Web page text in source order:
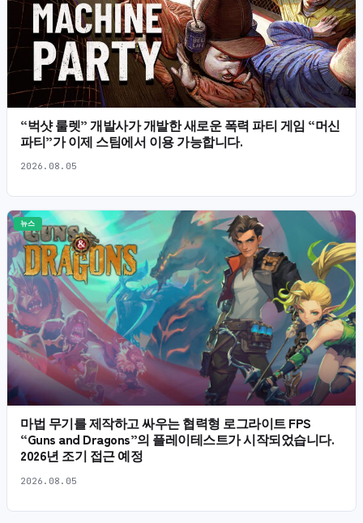
“벅샷 룰렛” 개발사가 개발한 새로운 폭력 파티 게임 “머신
파티”가 이제 스팀에서 이용 가능합니다.
2026.08.05
뉴스
마법 무기를 제작하고 싸우는 협력형 로그라이트 FPS
“Guns and Dragons”의 플레이테스트가 시작되었습니다.
2026년 조기 접근 예정
2026.08.05